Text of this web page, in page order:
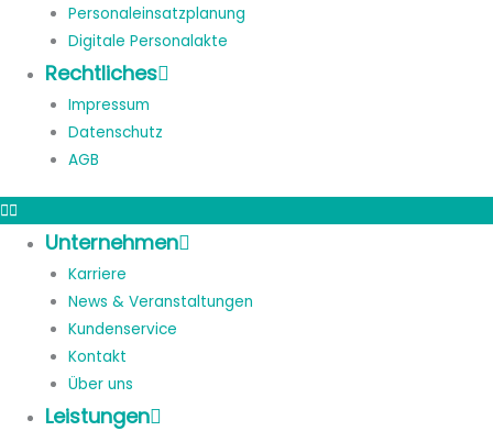
Personaleinsatzplanung
Digitale Personalakte
Rechtliches
Impressum
Datenschutz
AGB
Unternehmen
Karriere
News & Veranstaltungen
Kundenservice
Kontakt
Über uns
Leistungen